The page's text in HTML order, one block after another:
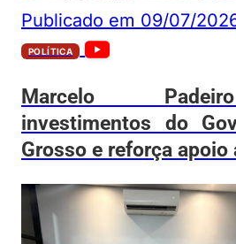
Publicado em 09/07/
POLÍTICA
Marcelo
investimentos do
Grosso e reforça